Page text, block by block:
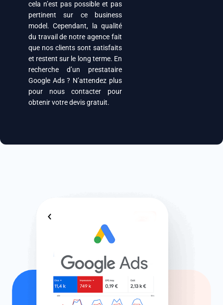
cela n’est pas possible et pas
pertinent sur ce business
model. Cependant, la qualité
du travail de notre agence fait
que nos clients sont satisfaits
et restent sur le long terme. En
recherche d’un prestataire
Google Ads ? N’attendez plus
pour nous contacter pour
obtenir votre devis gratuit.